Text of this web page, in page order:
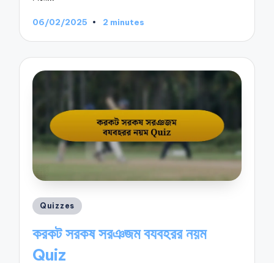
06/02/2025 2 minutes
Posted
Quizzes
করকট সরকষ সরঞজম বযবহরর নয়ম
Quiz